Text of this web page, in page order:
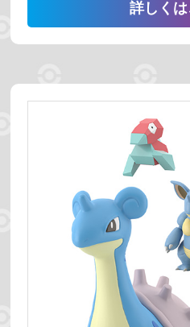
売っている場所
プレミアムバンダイ
スーパー
絞り込む
予約受付中
発売時期
詳しく